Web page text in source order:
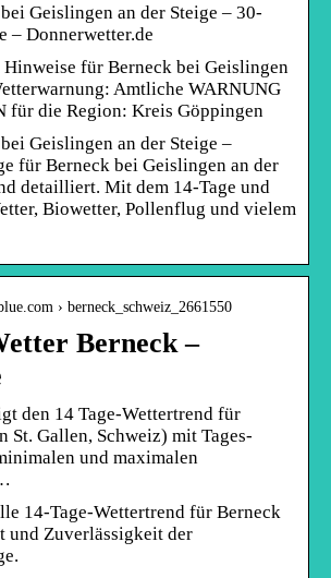
Geislingen an der Steige – 30-
– Donnerwetter.de
Hinweise für Berneck bei Geislingen
Amtliche WARNUNG
für die Region: Kreis Göppingen
Geislingen an der Steige –
für Berneck bei Geislingen an der
detailliert. Mit dem 14-Tage und
Biowetter, Pollenflug und vielem
› berneck_schweiz_2661550
Berneck –
den 14 Tage-Wettertrend für
St. Gallen, Schweiz) mit Tages-
und maximalen
14-Tage-Wettertrend für Berneck
und Zuverlässigkeit der